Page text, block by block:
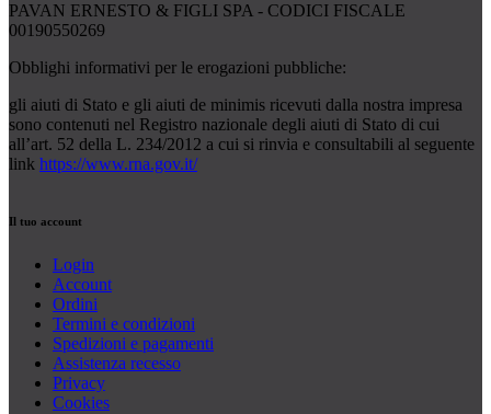
PAVAN ERNESTO & FIGLI SPA - CODICI FISCALE
00190550269
Obblighi informativi per le erogazioni pubbliche:
gli aiuti di Stato e gli aiuti de minimis ricevuti dalla nostra impresa
sono contenuti nel Registro nazionale degli aiuti di Stato di cui
all’art. 52 della L. 234/2012 a cui si rinvia e consultabili al seguente
link https://www.rna.gov.it/
Il tuo account
Login
Account
Ordini
Termini e condizioni
Spedizioni e pagamenti
Assistenza recesso
Privacy
Cookies